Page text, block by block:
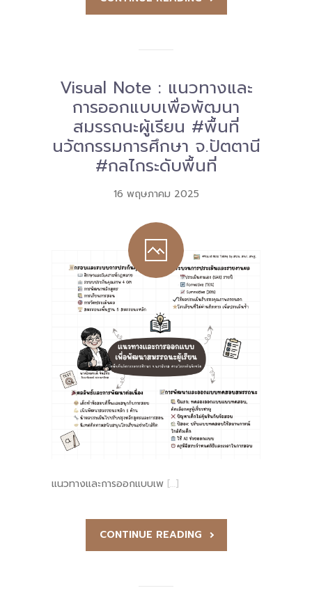
Visual Note : แนวทางและ
การออกแบบเพื่อพัฒนา
สมรรถนะผู้เรียน #พื้นที่
นวัตกรรมการศึกษา จ.ปัตตานี
#กลไกระดับพื้นที่
16 พฤษภาคม 2025
แนวทางและการออกแบบเพ […]
CONTINUE READING